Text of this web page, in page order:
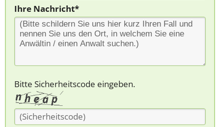
Ihre Nachricht*
Bitte Sicherheitscode eingeben.